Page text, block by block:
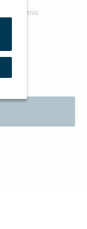
zur Kenntnis